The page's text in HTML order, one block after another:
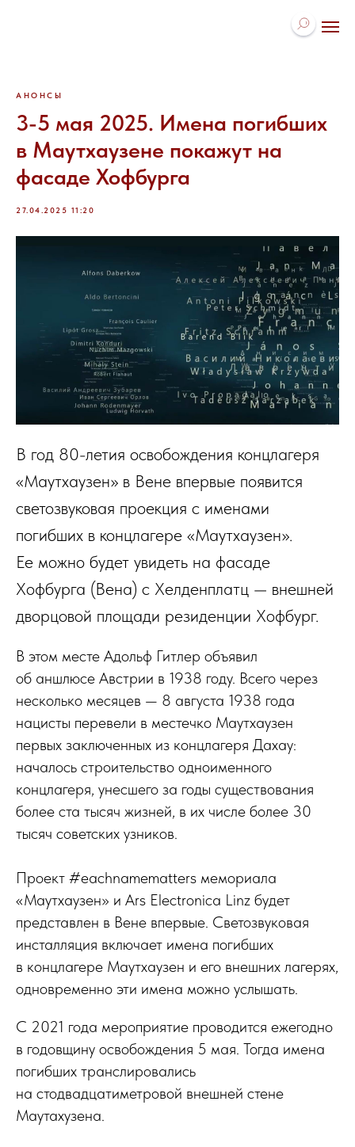
АНОНСЫ
3-5 мая 2025. Имена погибших
в Маутхаузене покажут на
фасаде Хофбурга
27.04.2025 11:20
В год 80-летия освобождения концлагеря
«Маутхаузен» в Вене впервые появится
светозвуковая проекция с именами
погибших в концлагере «Маутхаузен».
Ее можно будет увидеть на фасаде
Хофбурга (Вена) с Хелденплатц — внешней
дворцовой площади резиденции Хофбург.
В этом месте Адольф Гитлер объявил
об аншлюсе Австрии в 1938 году. Всего через
несколько месяцев — 8 августа 1938 года
нацисты перевели в местечко Маутхаузен
первых заключенных из концлагеря Дахау:
началось строительство одноименного
концлагеря, унесшего за годы существования
более ста тысяч жизней, в их числе более 30
тысяч советских узников.
Проект #eachnamematters мемориала
«Маутхаузен» и Ars Electronica Linz будет
представлен в Вене впервые. Светозвуковая
инсталляция включает имена погибших
в концлагере Маутхаузен и его внешних лагерях,
одновременно эти имена можно услышать.
С 2021 года мероприятие проводится ежегодно
в годовщину освобождения 5 мая. Тогда имена
погибших транслировались
на стодвадцатиметровой внешней стене
Маутахузена.